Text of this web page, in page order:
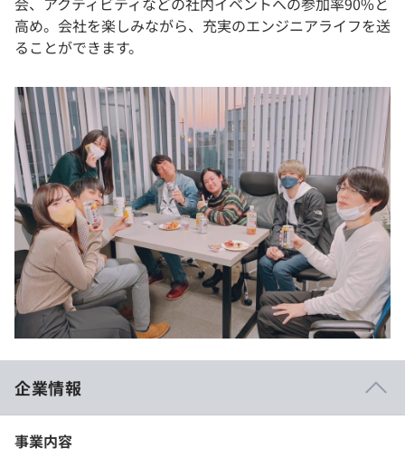
高め。会社を楽しみながら、充実のエンジニアライフを送
ることができます。
企業情報
事業内容